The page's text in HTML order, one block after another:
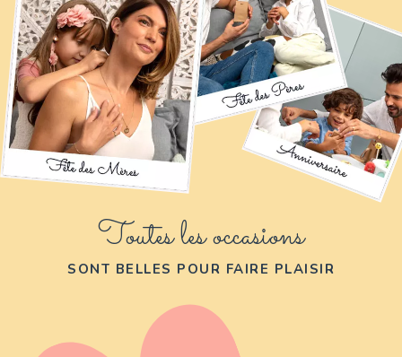
Toutes les occasions
SONT BELLES POUR FAIRE PLAISIR